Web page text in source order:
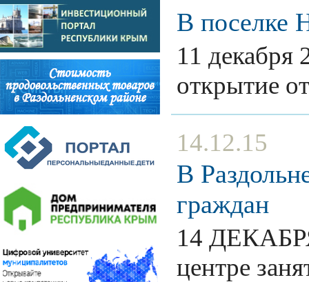
В поселке
11 декабря
открытие
14.12.15
В
граждан
14
центре